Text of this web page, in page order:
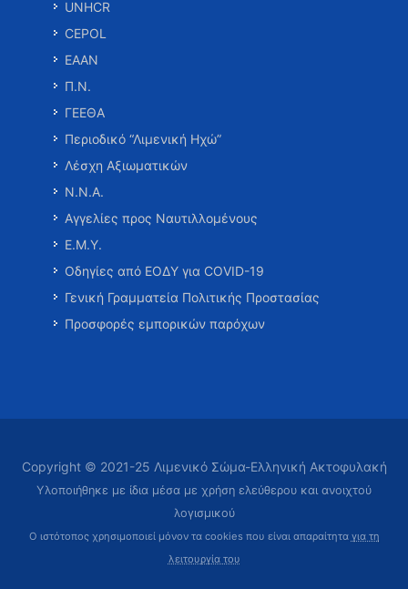
UNHCR
CEPOL
ΕΑΑΝ
Π.Ν.
ΓΕΕΘΑ
Περιοδικό “Λιμενική Ηχώ”
Λέσχη Αξιωματικών
Ν.Ν.Α.
Αγγελίες προς Ναυτιλλομένους
Ε.Μ.Υ.
Οδηγίες από ΕΟΔΥ για COVID-19
Γενική Γραμματεία Πολιτικής Προστασίας
Προσφορές εμπορικών παρόχων
Copyright © 2021-25 Λιμενικό Σώμα-Ελληνική Ακτοφυλακή
Υλοποιήθηκε με ίδια μέσα με χρήση ελεύθερου και ανοιχτού
λογισμικού
Ο ιστότοπος χρησιμοποιεί μόνον τα cookies που είναι απαραίτητα για τη
λειτουργία του